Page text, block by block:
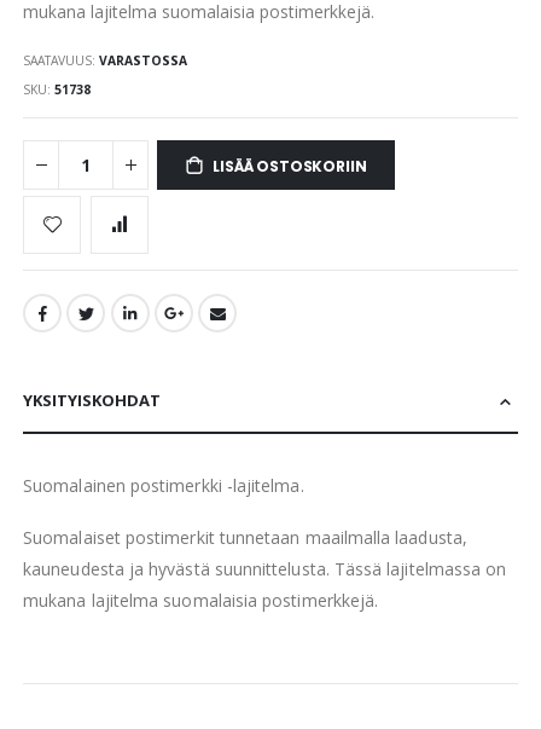
mukana lajitelma suomalaisia postimerkkejä.
SAATAVUUS: VARASTOSSA
SKU 51738
LISÄÄ OSTOSKORIIN
YKSITYISKOHDAT
Suomalainen postimerkki -lajitelma.
Suomalaiset postimerkit tunnetaan maailmalla laadusta,
kauneudesta ja hyvästä suunnittelusta. Tässä lajitelmassa on
mukana lajitelma suomalaisia postimerkkejä.